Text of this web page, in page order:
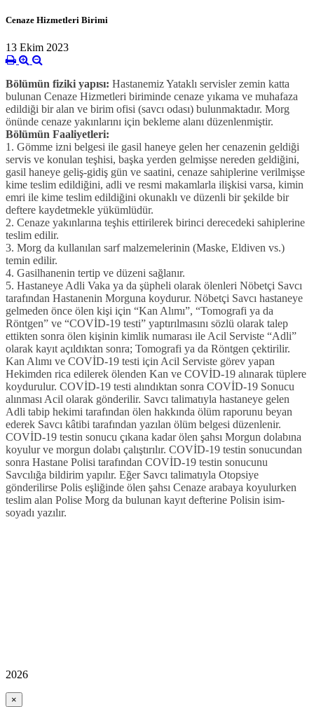
Cenaze Hizmetleri Birimi
13 Ekim 2023
Bölümün fiziki yapısı: Hastanemiz Yataklı servisler zemin katta
bulunan Cenaze Hizmetleri biriminde cenaze yıkama ve muhafaza
edildiği bir alan ve birim ofisi (savcı odası) bulunmaktadır. Morg
önünde cenaze yakınlarını için bekleme alanı düzenlenmiştir.
Bölümün Faaliyetleri:
1. Gömme izni belgesi ile gasil haneye gelen her cenazenin geldiği
servis ve konulan teşhisi, başka yerden gelmişse nereden geldiğini,
gasil haneye geliş-gidiş gün ve saatini, cenaze sahiplerine verilmişse
kime teslim edildiğini, adli ve resmi makamlarla ilişkisi varsa, kimin
emri ile kime teslim edildiğini okunaklı ve düzenli bir şekilde bir
deftere kaydetmekle yükümlüdür.
2. Cenaze yakınlarına teşhis ettirilerek birinci derecedeki sahiplerine
teslim edilir.
3. Morg da kullanılan sarf malzemelerinin (Maske, Eldiven vs.)
temin edilir.
4. Gasilhanenin tertip ve düzeni sağlanır.
5. Hastaneye Adli Vaka ya da şüpheli olarak ölenleri Nöbetçi Savcı
tarafından Hastanenin Morguna koydurur. Nöbetçi Savcı hastaneye
gelmeden önce ölen kişi için “Kan Alımı”, “Tomografi ya da
Röntgen” ve “COVİD-19 testi” yaptırılmasını sözlü olarak talep
ettikten sonra ölen kişinin kimlik numarası ile Acil Serviste “Adli”
olarak kayıt açıldıktan sonra; Tomografi ya da Röntgen çektirilir.
Kan Alımı ve COVİD-19 testi için Acil Serviste görev yapan
Hekimden rica edilerek ölenden Kan ve COVİD-19 alınarak tüplere
koydurulur. COVİD-19 testi alındıktan sonra COVİD-19 Sonucu
alınması Acil olarak gönderilir. Savcı talimatıyla hastaneye gelen
Adli tabip hekimi tarafından ölen hakkında ölüm raporunu beyan
ederek Savcı kâtibi tarafından yazılan ölüm belgesi düzenlenir.
COVİD-19 testin sonucu çıkana kadar ölen şahsı Morgun dolabına
koyulur ve morgun dolabı çalıştırılır. COVİD-19 testin sonucundan
sonra Hastane Polisi tarafından COVİD-19 testin sonucunu
Savcılığa bildirim yapılır. Eğer Savcı talimatıyla Otopsiye
gönderilirse Polis eşliğinde ölen şahsı Cenaze arabaya koyulurken
teslim alan Polise Morg da bulunan kayıt defterine Polisin isim-
soyadı yazılır.
2026
×